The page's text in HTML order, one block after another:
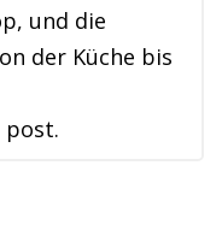
und die
der Küche bis